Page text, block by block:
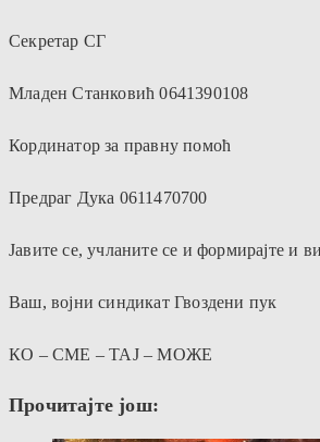
Секретар СГ
Младен Станковић 0641390108
Кординатор за правну помоћ
Предраг Дука 0611470700
Јавите се, учланите се и формирајте и
Ваш, војни синдикат Гвоздени пук
КО – СМЕ – ТАЈ – МОЖЕ
Прочитајте још: